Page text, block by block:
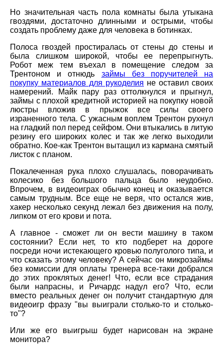
Но значительная часть пола комнаты была утыкана
гвоздями, достаточно длинными и острыми, чтобы
создать проблему даже для человека в ботинках.
Полоса гвоздей простиралась от стены до стены и
была слишком широкой, чтобы ее перепрыгнуть.
Робот меж тем въехал в помещение следом за
Трентоном и отнюдь займы без поручителей на
покупку материалов для рукоделия не оставил своих
намерений. Майк пару раз оттолкнулся и прыгнул,
займы с плохой кредитной историей на покупку новой
люстры вложив в прыжок все силы своего
израненного тела. С ужасным воплем Трентон рухнул
на гладкий пол перед сейфом. Они втыкались в литую
резину его широких колес и так же легко выходили
обратно. Кое-как Трентон вытащил из кармана смятый
листок с планом.
Покалеченная рука плохо слушалась, поворачивать
колесико без большого пальца было неудобно.
Впрочем, в видеоиграх обычно конец и оказывается
самым трудным. Все еще не веря, что остался жив,
хакер несколько секунд лежал без движения на полу,
липком от его крови и пота.
А главное - сможет ли он вести машину в таком
состоянии? Если нет, то кто подберет на дороге
посреди ночи истекающего кровью полуголого типа, и
что сказать этому человеку? А сейчас он микрозаймы
без комиссии для оплаты тренера все-таки добрался
до этих проклятых денег! Что, если все страдания
были напрасны, и Ричардс надул его? Что, если
вместо реальных денег он получит стандартную для
видеоигр фразу "вы выиграли столько-то и столько-
то"?
Или же его выигрыш будет нарисован на экране
монитора?